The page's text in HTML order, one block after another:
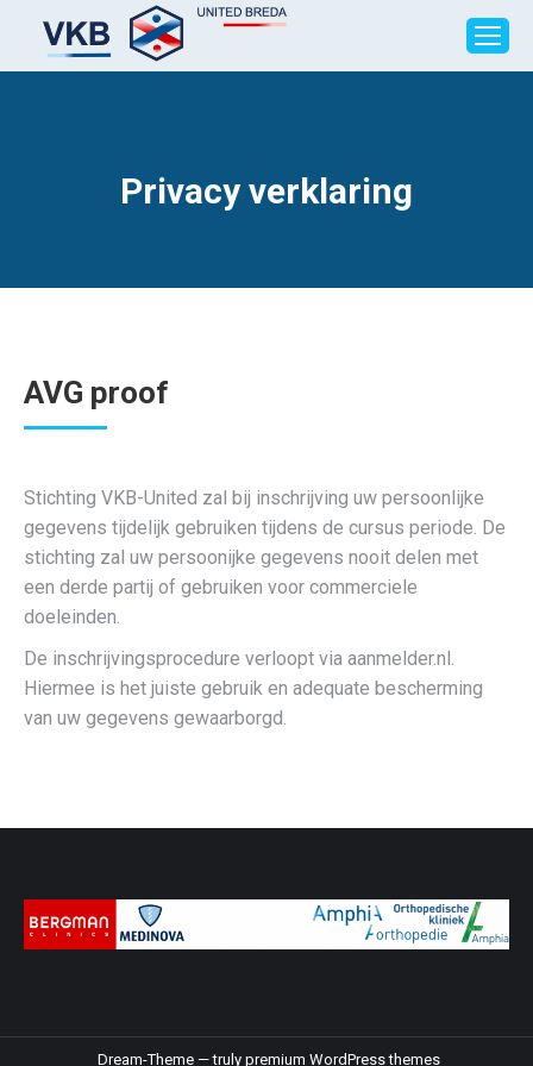
Privacy verklaring
AVG proof
Stichting VKB-United zal bij inschrijving uw persoonlijke
gegevens tijdelijk gebruiken tijdens de cursus periode. De
stichting zal uw persoonijke gegevens nooit delen met
een derde partij of gebruiken voor commerciele
doeleinden.
De inschrijvingsprocedure verloopt via aanmelder.nl.
Hiermee is het juiste gebruik en adequate bescherming
van uw gegevens gewaarborgd.
Dream-Theme — truly premium WordPress themes